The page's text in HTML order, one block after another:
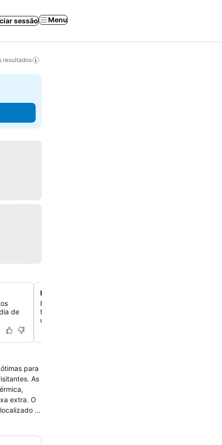
sessão Menu
resultados
de
Design de quarto moderno e funcional
Fique em quartos com decoração contemporânea, TVs
frigobares e layouts eficientes que maximizam o
utilidade para você.
para
extra. O
a